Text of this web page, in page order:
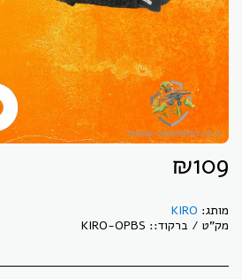
₪109
מותג: KIRO
מק"ט / ברקוד:: KIRO-OPBS